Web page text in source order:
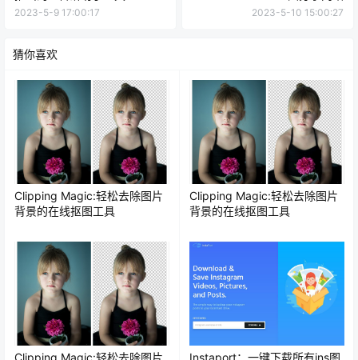
2023-5-9 17:00:17 2023-5-10 15:00:27
猜你喜欢
Clipping Magic:轻松去除图片
背景的在线抠图工具
Clipping Magic:轻松去除图片
背景的在线抠图工具